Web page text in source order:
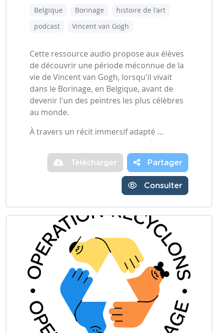
Belgique Borinage
histoire de l'art
podcast
Vincent van Gogh
Cette ressource audio propose aux élèves
de découvrir une période méconnue de la
vie de Vincent van Gogh, lorsqu'il vivait
dans le Borinage, en Belgique, avant de
devenir l'un des peintres les plus célèbres
au monde.
À travers un récit immersif adapté …
Télécharger Partager
Consulter